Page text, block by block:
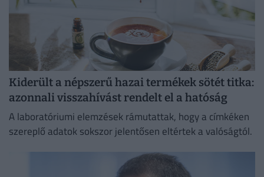
Kiderült a népszerű hazai termékek sötét titka:
azonnali visszahívást rendelt el a hatóság
A laboratóriumi elemzések rámutattak, hogy a címkéken
szereplő adatok sokszor jelentősen eltértek a valóságtól.